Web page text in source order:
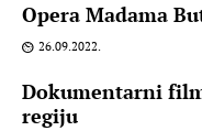
Opera Madama
26.09.2022.
Dokumentarni
regiju